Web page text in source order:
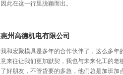
因此在这一行里脱颖而出。
惠州高德机电有限公司
我和宏聚模具是多年的合作伙伴了，这么多年
意来往让我们更加默契，我也与未来化工的老
了好朋友，不管货要的多急，他们总是加班加